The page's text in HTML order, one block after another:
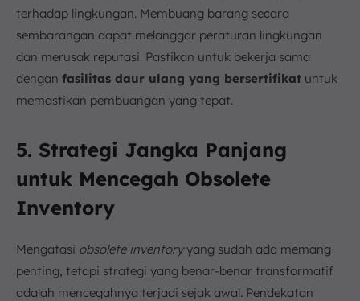
terhadap lingkungan. Membuang barang secara
sembarangan dapat melanggar peraturan lingkungan
dan merusak reputasi. Pastikan untuk bekerja sama
dengan fasilitas daur ulang yang bersertifikat untuk
memastikan pembuangan yang tepat.
5. Strategi Jangka Panjang
untuk Mencegah Obsolete
Inventory
Mengatasi obsolete inventoryyang sudah ada memang
penting, tetapi strategi yang benar-benar transformatif
adalah mencegahnya terjadi sejak awal. Pendekatan